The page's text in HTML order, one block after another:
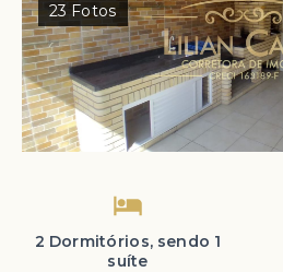
23 Fotos
2 Dormitórios, sendo 1
suíte